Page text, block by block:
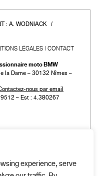
experience, serve
: A. WODNIACK
LÉGALES CONTACT
moto BMW
la Dame – 30132 Nîmes –
nous par email
– Est : 4.380267